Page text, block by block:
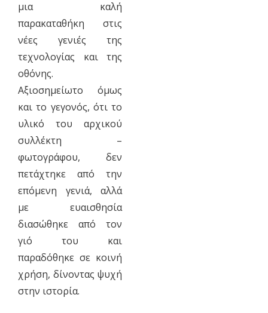
μια καλή
παρακαταθήκη στις
νέες γενιές της
τεχνολογίας και της
οθόνης.
Αξιοσημείωτο όμως
και το γεγονός, ότι το
υλικό του αρχικού
συλλέκτη –
φωτογράφου, δεν
πετάχτηκε από την
επόμενη γενιά, αλλά
με ευαισθησία
διασώθηκε από τον
γιό του και
παραδόθηκε σε κοινή
χρήση, δίνοντας ψυχή
στην ιστορία.